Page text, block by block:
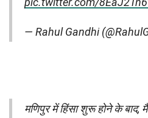
— Rahul Gandhi
मणिपुर में हिंसा शुरू होने के बाद,